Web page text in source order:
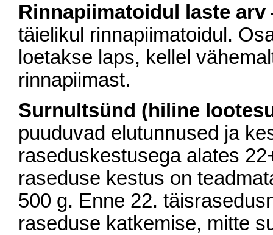
Rinnapiimatoidul laste arv
täielikul rinnapiimatoidul.
loetakse laps, kellel
rinnapiimast.
Surnultsünd (hiline
puuduvad elutunnused ja
raseduskestusega alates
raseduse kestus on
500 g. Enne 22.
raseduse katkemise, mitte